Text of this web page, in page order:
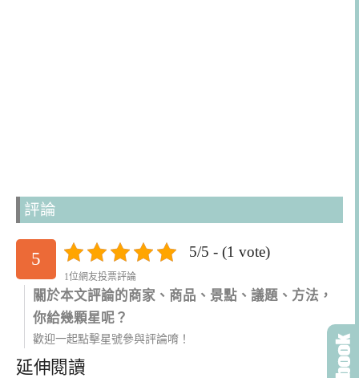
評論
5 5/5 - (1 vote)
1位網友投票評論
關於本文評論的商家、商品、景點、議題、方法，
你給幾顆星呢？
歡迎一起點擊星號參與評論唷！
延伸閱讀